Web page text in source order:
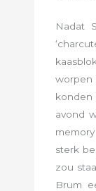
Nadat
worpen
konden
avond
sterk
zou
Brum